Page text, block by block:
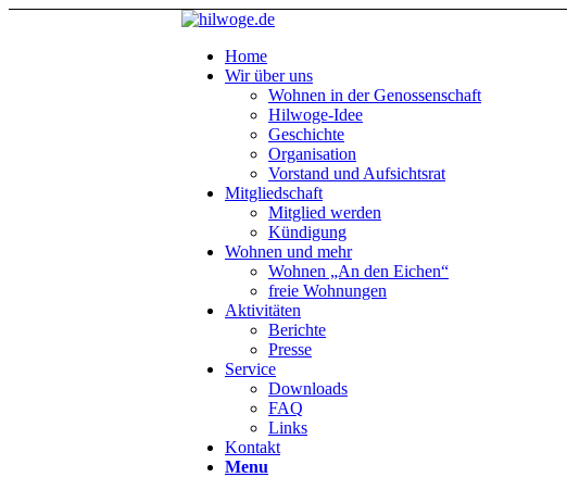
Home
Wir über uns
Wohnen in der Genossenschaft
Hilwoge-Idee
Geschichte
Organisation
Vorstand und Aufsichtsrat
Mitgliedschaft
Mitglied werden
Kündigung
Wohnen und mehr
Wohnen „An den Eichen“
freie Wohnungen
Aktivitäten
Berichte
Presse
Service
Downloads
FAQ
Links
Kontakt
Menu